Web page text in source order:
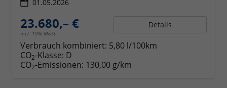
01.05.2026
23.680,– €
incl. 19% MwSt.
Details
Verbrauch kombiniert: 5,80 l/100km
CO2-Klasse: D
CO2-Emissionen: 130,00 g/km